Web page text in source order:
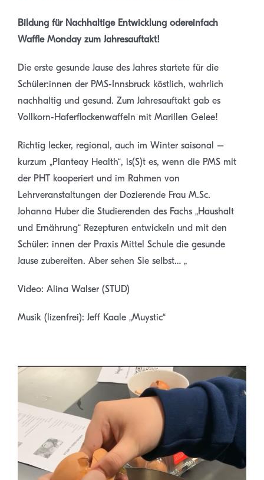
Bildung für Nachhaltige Entwicklung odereinfach
Waffle Monday zum Jahresauftakt!
Die erste gesunde Jause des Jahres startete für die
Schüler:innen der PMS-Innsbruck köstlich, wahrlich
nachhaltig und gesund. Zum Jahresauftakt gab es
Vollkorn-Haferflockenwaffeln mit Marillen Gelee!
Richtig lecker, regional, auch im Winter saisonal –
kurzum „Planteay Health“, is(S)t es, wenn die PMS mit
der PHT kooperiert und im Rahmen von
Lehrveranstaltungen der Dozierende Frau M.Sc.
Johanna Huber die Studierenden des Fachs „Haushalt
und Ernährung“ Rezepturen entwickeln und mit den
Schüler: innen der Praxis Mittel Schule die gesunde
Jause zubereiten. Aber sehen Sie selbst… „
Video: Alina Walser (STUD)
Musik (lizenfrei): Jeff Kaale „Muystic“